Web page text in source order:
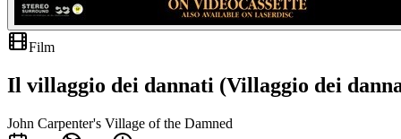
Film
Il villaggio dei dannati (Villaggio dei
John Carpenter's Village of the Damned